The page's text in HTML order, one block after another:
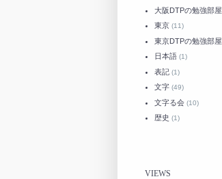
大阪DTPの勉強部屋
東京 (11)
東京DTPの勉強部屋
日本語 (1)
表記 (1)
文字 (49)
文字る会 (10)
歴史 (1)
VIEWS